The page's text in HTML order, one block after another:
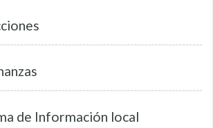
de Información local